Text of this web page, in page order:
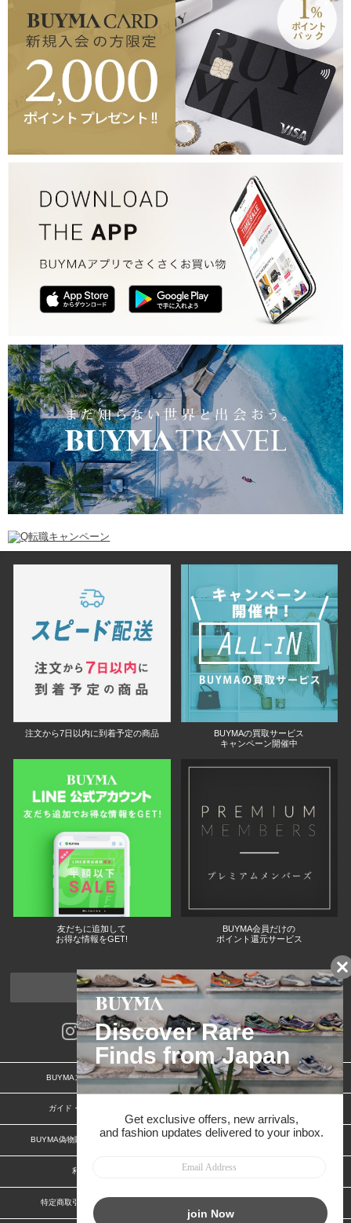
注文から7日以内に到着予定の商品
BUYMAの買取サービス
キャンペーン開催中
友だちに追加して
お得な情報をGET!
BUYMA会員だけの
ポイント還元サービス
ページトップへ
BUYMAスタートガイド 安心への取り組み
ガイド・お問い合わせ
BUYMA偽物販売防止の取り組み BUYMA CARD
利用規約
特定商取引法に関する表記